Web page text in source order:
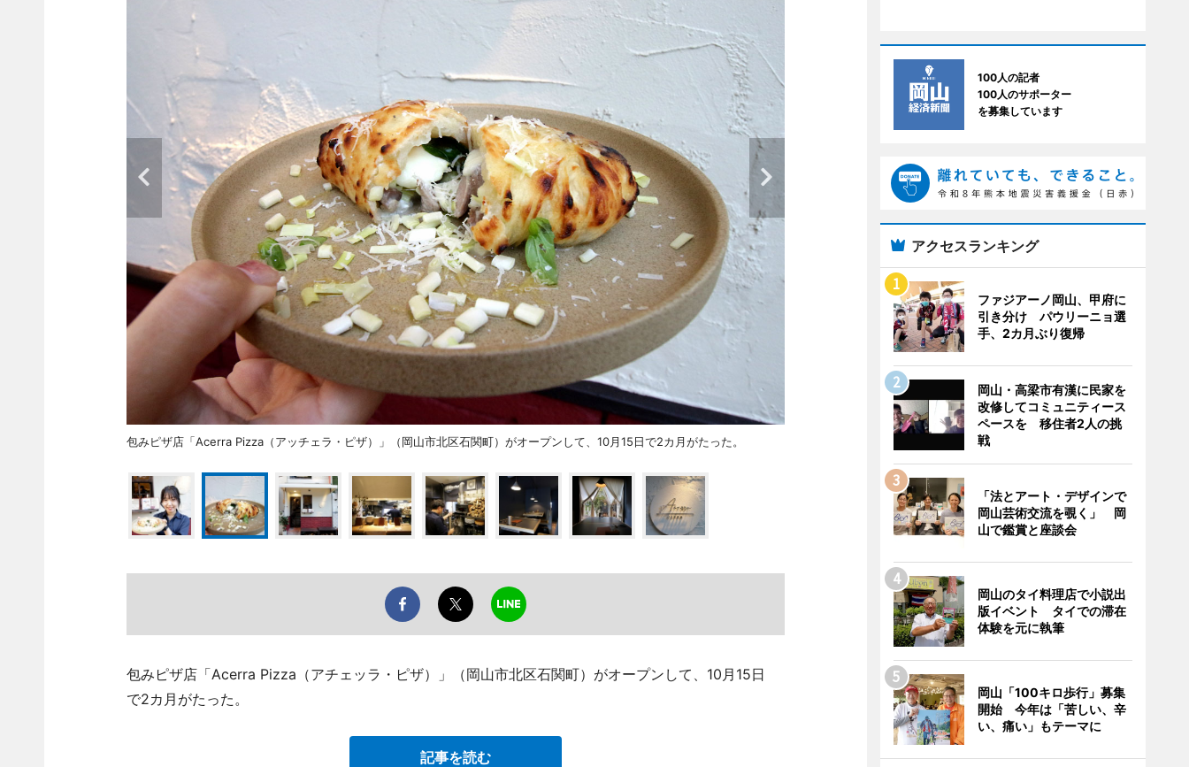
包みピザ店「Acerra Pizza（アッチェラ・ピザ）」（岡山市北区石関町）がオープンして、10月15日で2カ月がたった。
包みピザ店「Acerra Pizza（アチェッラ・ピザ）」（岡山市北区石関町）がオープンして、10月15日
で2カ月がたった。
記事を読む
100人の記者
100人のサポーター
を募集しています
アクセスランキング
ファジアーノ岡山、甲府に
引き分け パウリーニョ選
手、2カ月ぶり復帰
岡山・高梁市有漢に民家を
改修してコミュニティース
ペースを 移住者2人の挑
戦
「法とアート・デザインで
岡山芸術交流を覗く」 岡
山で鑑賞と座談会
岡山のタイ料理店で小説出
版イベント タイでの滞在
体験を元に執筆
岡山「100キロ歩行」募集
開始 今年は「苦しい、辛
い、痛い」もテーマに